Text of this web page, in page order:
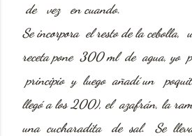
de vez en cuando.
Se incorpora el resto de la cebolla,
receta pone 300 ml de agua, yo
principio y luego añadí un
llegó a los 200), el azafrán, la
una cucharadita de sal. Se